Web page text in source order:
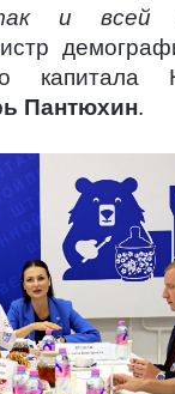
и всей
капитала
Пантюхин.